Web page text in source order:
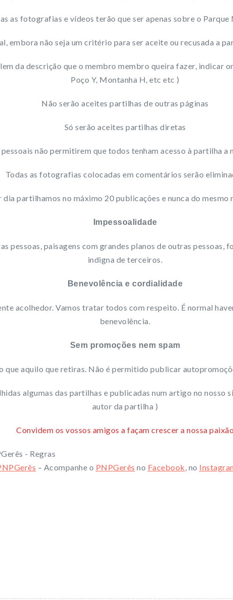
as fotografias e vídeos terão que ser apenas sobre o Parque
embora não seja um critério para ser aceite ou recusada a
da descrição que o membro membro queira fazer, indicar
Poço Y, Montanha H, etc etc )
Não serão aceites partilhas de outras páginas
Só serão aceites partilhas diretas
não permitirem que todos tenham acesso à partilha a
Todas as fotografias colocadas em comentários serão
dia partilhamos no máximo 20 publicações e nunca do mesmo
Impessoalidade
pessoas, paisagens com grandes planos de outras pessoas,
indigna de terceiros.
Benevolência e cordialidade
acolhedor. Vamos tratar todos com respeito. É normal
benevolência.
Sem promoções nem spam
que aquilo que retiras. Não é permitido publicar
algumas das partilhas e publicadas num artigo no
autor da partilha )
Convidem os vossos amigos a façam crescer a nossa paixão
– Acompanhe o PNPGerês no Facebook, no